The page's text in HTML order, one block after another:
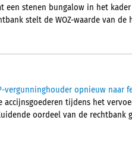
een stenen bungalow in het
stelt de WOZ-waarde van
vergunninghouder opnieuw naar
accijnsgoederen tijdens het
oordeel van de